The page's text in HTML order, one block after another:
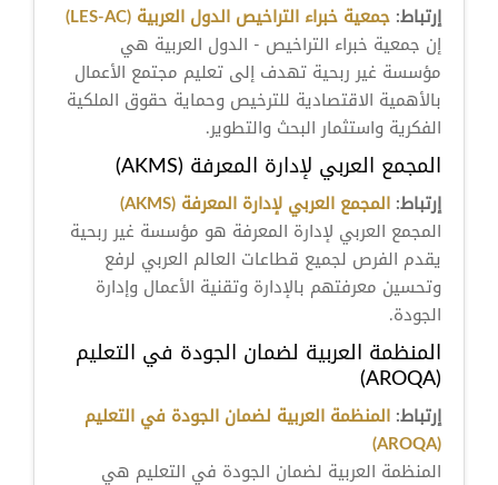
إرتباط: جمعية خبراء التراخيص الدول العربية (LES-AC)
إن جمعية خبراء التراخيص - الدول العربية هي
مؤسسة غير ربحية تهدف إلى تعليم مجتمع الأعمال
بالأهمية الاقتصادية للترخيص وحماية حقوق الملكية
الفكرية واستثمار البحث والتطوير.
المجمع العربي لإدارة المعرفة (AKMS)
إرتباط: المجمع العربي لإدارة المعرفة (AKMS)
المجمع العربي لإدارة المعرفة هو مؤسسة غير ربحية
يقدم الفرص لجميع قطاعات العالم العربي لرفع
وتحسين معرفتهم بالإدارة وتقنية الأعمال وإدارة
الجودة.
المنظمة العربية لضمان الجودة في التعليم
(AROQA)
إرتباط: المنظمة العربية لضمان الجودة في التعليم
(AROQA)
المنظمة العربية لضمان الجودة في التعليم هي